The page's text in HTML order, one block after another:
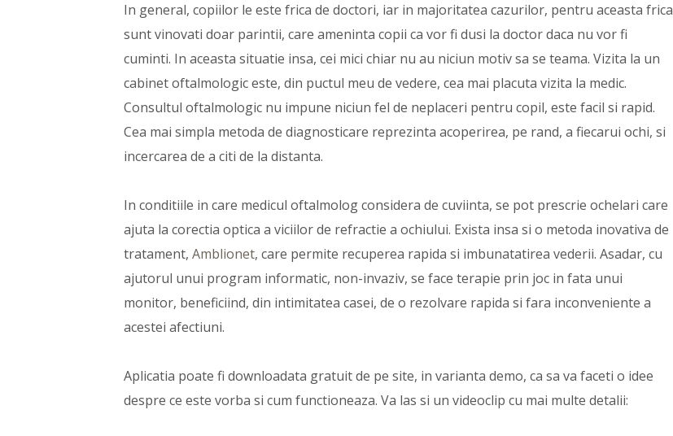
In general, copiilor le este frica de doctori, iar in majoritatea cazurilor, pentru aceasta frica
sunt vinovati doar parintii, care ameninta copii ca vor fi dusi la doctor daca nu vor fi
cuminti. In aceasta situatie insa, cei mici chiar nu au niciun motiv sa se teama. Vizita la un
cabinet oftalmologic este, din puctul meu de vedere, cea mai placuta vizita la medic.
Consultul oftalmologic nu impune niciun fel de neplaceri pentru copil, este facil si rapid.
Cea mai simpla metoda de diagnosticare reprezinta acoperirea, pe rand, a fiecarui ochi, si
incercarea de a citi de la distanta.
In conditiile in care medicul oftalmolog considera de cuviinta, se pot prescrie ochelari care
ajuta la corectia optica a viciilor de refractie a ochiului. Exista insa si o metoda inovativa de
tratament, Amblionet, care permite recuperea rapida si imbunatatirea vederii. Asadar, cu
ajutorul unui program informatic, non-invaziv, se face terapie prin joc in fata unui
monitor, beneficiind, din intimitatea casei, de o rezolvare rapida si fara inconveniente a
acestei afectiuni.
Aplicatia poate fi downloadata gratuit de pe site, in varianta demo, ca sa va faceti o idee
despre ce este vorba si cum functioneaza. Va las si un videoclip cu mai multe detalii: